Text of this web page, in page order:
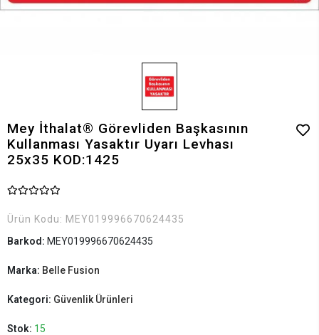
Mey İthalat® Görevliden Başkasının
Kullanması Yasaktır Uyarı Levhası
25x35 KOD:1425
Ürün Kodu: MEY019996670624435
Barkod: MEY019996670624435
Marka: Belle Fusion
Kategori: Güvenlik Ürünleri
Stok: 15